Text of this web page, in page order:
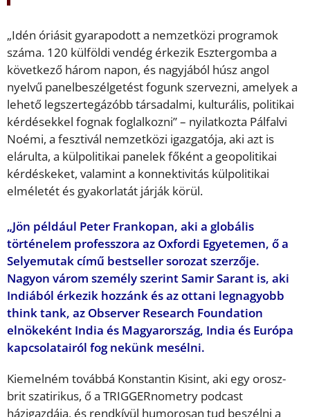
„Idén óriásit gyarapodott a nemzetközi programok
száma. 120 külföldi vendég érkezik Esztergomba a
következő három napon, és nagyjából húsz angol
nyelvű panelbeszélgetést fogunk szervezni, amelyek a
lehető legszertegázóbb társadalmi, kulturális, politikai
kérdésekkel fognak foglalkozni” – nyilatkozta Pálfalvi
Noémi, a fesztivál nemzetközi igazgatója, aki azt is
elárulta, a külpolitikai panelek főként a geopolitikai
kérdéskeket, valamint a konnektivitás külpolitikai
elméletét és gyakorlatát járják körül.
„Jön például Peter Frankopan, aki a globális
történelem professzora az Oxfordi Egyetemen, ő a
Selyemutak című bestseller sorozat szerzője.
Nagyon várom személy szerint Samir Sarant is, aki
Indiából érkezik hozzánk és az ottani legnagyobb
think tank, az Observer Research Foundation
elnökeként India és Magyarország, India és Európa
kapcsolatairól fog nekünk mesélni.
Kiemelném továbbá Konstantin Kisint, aki egy orosz-
brit szatirikus, ő a TRIGGERnometry podcast
házigazdája, és rendkívül humorosan tud beszélni a